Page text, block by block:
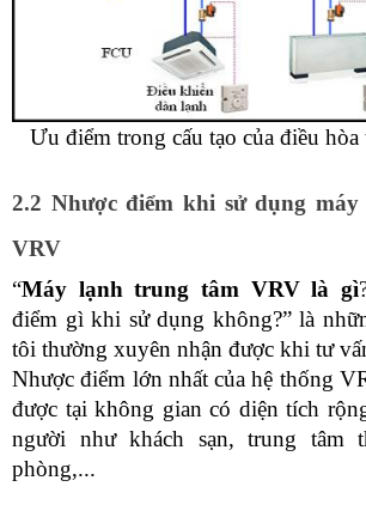
Ưu điểm trong cấu tạo của điều
2.2 Nhược điểm khi sử dụng
VRV
“Máy lạnh trung tâm VRV là gì
điểm gì khi sử dụng không?” là
tôi thường xuyên nhận được khi tư
Nhược điểm lớn nhất của hệ thống
được tại không gian có diện tích
người như khách sạn, trung tâm
phòng,...